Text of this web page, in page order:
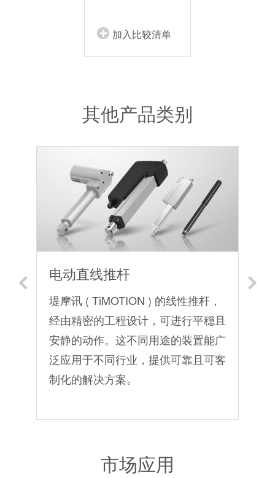
加入比较清单
其他产品类别
电动直线推杆
堤摩讯 ( TiMOTION ) 的线性推杆，
经由精密的工程设计，可进行平穏且
安静的动作。这不同用途的装置能广
泛应用于不同行业，提供可靠且可客
制化的解决方案。
市场应用